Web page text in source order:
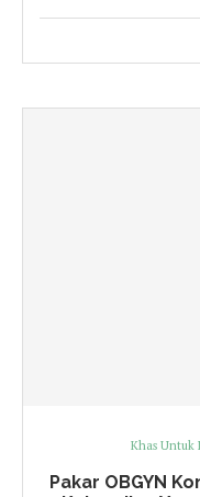
Khas Untuk
Pakar OBGYN